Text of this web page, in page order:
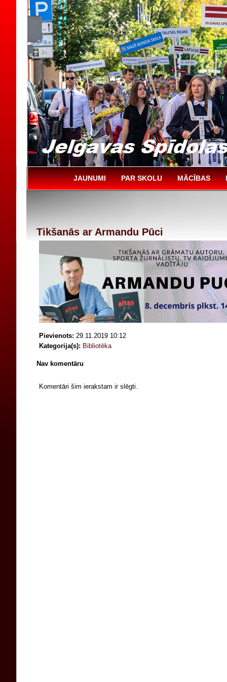
JAUNUMI PAR SKOLU MĀCĪBAS
Tikšanās ar Armandu Pūci
Pievienots: 29.11.2019 10:12
Kategorija(s): Bibliotēka
Nav komentāru
Komentāri šim ierakstam ir slēgti.